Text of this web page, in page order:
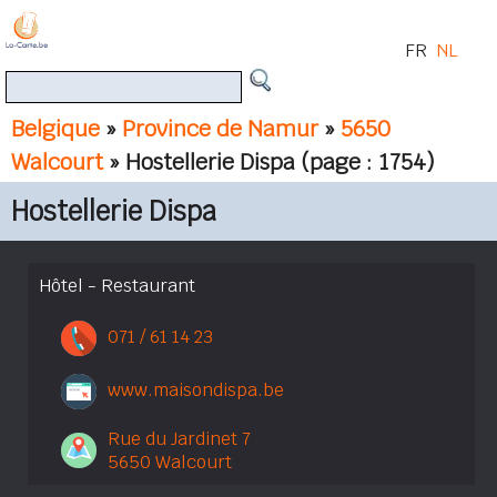
Belgique » Province de Namur» 5650
Walcourt » Hostellerie Dispa (page : 1754)
FR NL
Hostellerie Dispa
Hôtel - Restaurant
071 / 61 14 23
www.maisondispa.be
Rue du Jardinet 7
5650 Walcourt